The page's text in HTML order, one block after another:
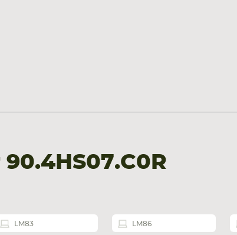
LM83 LM86